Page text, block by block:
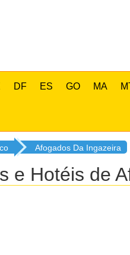
DF ES GO MA
Afogados Da Ingazeira
e Hotéis de